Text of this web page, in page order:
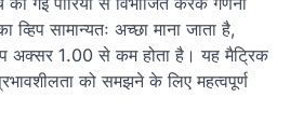
सामान्यतः अच्छा माना जाता है,
अक्सर 1.00 से कम होता है। यह मैट्रिक
को समझने के लिए महत्वपूर्ण